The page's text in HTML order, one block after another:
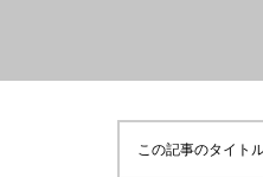
この記事のタイト